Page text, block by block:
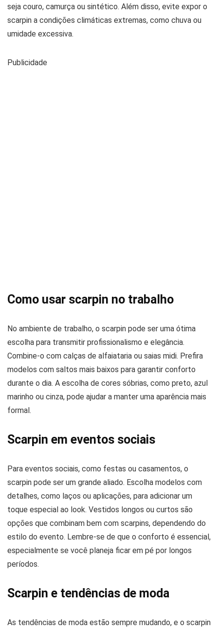
seja couro, camurça ou sintético. Além disso, evite expor o
scarpin a condições climáticas extremas, como chuva ou
umidade excessiva.
Publicidade
Como usar scarpin no trabalho
No ambiente de trabalho, o scarpin pode ser uma ótima
escolha para transmitir profissionalismo e elegância.
Combine-o com calças de alfaiataria ou saias midi. Prefira
modelos com saltos mais baixos para garantir conforto
durante o dia. A escolha de cores sóbrias, como preto, azul
marinho ou cinza, pode ajudar a manter uma aparência mais
formal.
Scarpin em eventos sociais
Para eventos sociais, como festas ou casamentos, o
scarpin pode ser um grande aliado. Escolha modelos com
detalhes, como laços ou aplicações, para adicionar um
toque especial ao look. Vestidos longos ou curtos são
opções que combinam bem com scarpins, dependendo do
estilo do evento. Lembre-se de que o conforto é essencial,
especialmente se você planeja ficar em pé por longos
períodos.
Scarpin e tendências de moda
As tendências de moda estão sempre mudando, e o scarpin